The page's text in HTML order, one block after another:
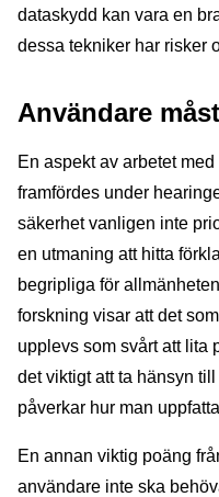
dataskydd kan vara en
dessa tekniker har risker
Användare
En aspekt av arbetet
framfördes under
säkerhet vanligen inte
en utmaning att hitta
begripliga för
forskning visar att det
upplevs som svårt att lita
det viktigt att ta hänsyn
påverkar hur man
En annan viktig poäng
användare inte ska